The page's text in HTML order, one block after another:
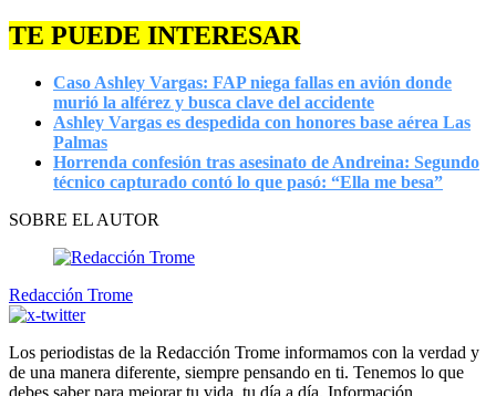
TE PUEDE INTERESAR
Caso Ashley Vargas: FAP niega fallas en avión donde
murió la alférez y busca clave del accidente
Ashley Vargas es despedida con honores base aérea Las
Palmas
Horrenda confesión tras asesinato de Andreina: Segundo
técnico capturado contó lo que pasó: “Ella me besa”
SOBRE EL AUTOR
Redacción Trome
Los periodistas de la Redacción Trome informamos con la verdad y
de una manera diferente, siempre pensando en ti. Tenemos lo que
debes saber para mejorar tu vida, tu día a día. Información